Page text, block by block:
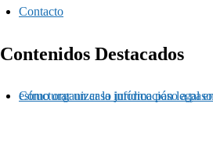
Contacto
Contenidos Destacados
Cómo organizar la información legal en un caso práctico y estructurar un caso jurídico paso a paso